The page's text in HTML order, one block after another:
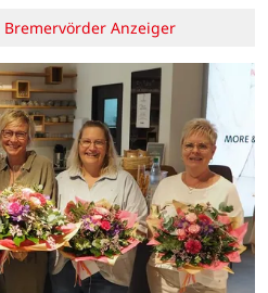
Bremervörder Anzeiger